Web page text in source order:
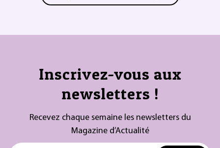
Inscrivez-vous aux
newsletters !
Recevez chaque semaine les newsletters du
Magazine d’Actualité